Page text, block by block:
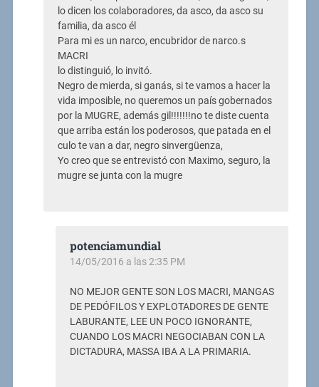
lo dicen los colaboradores, da asco, da asco su
familia, da asco él
Para mi es un narco, encubridor de narco.s
MACRI
lo distinguió, lo invitó.
Negro de mierda, si ganás, si te vamos a hacer la
vida imposible, no queremos un país gobernados
por la MUGRE, además gil!!!!!!!no te diste cuenta
que arriba están los poderosos, que patada en el
culo te van a dar, negro sinvergüenza,
Yo creo que se entrevistó con Maximo, seguro, la
mugre se junta con la mugre
potenciamundial
14/05/2016 a las 2:35 PM
NO MEJOR GENTE SON LOS MACRI, MANGAS
DE PEDÓFILOS Y EXPLOTADORES DE GENTE
LABURANTE, LEE UN POCO IGNORANTE,
CUANDO LOS MACRI NEGOCIABAN CON LA
DICTADURA, MASSA IBA A LA PRIMARIA.